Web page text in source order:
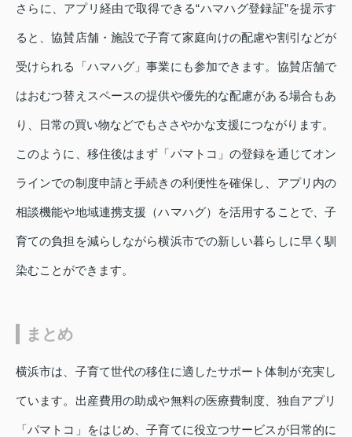
さらに、アプリ経由で取得できる“ハマハグ登録証”を提示す
ると、協賛店舗・施設で子育て家庭向けの配慮や割引などが
受けられる「ハマハグ」事業にも参加できます。協賛店舗で
はおむつ替えスペースの提供や優先的な配慮がある場合もあ
り、日常の買い物などでもささやかな支援につながります。
このように、移住後はまず「パマトコ」の登録を通じてオン
ラインでの制度申請と手続きの利便性を確保し、アプリ内の
相談機能や地域連携支援（ハマハグ）を活用することで、子
育ての負担を減らしながら横浜市での新しい暮らしに早く馴
染むことができます。
まとめ
横浜市は、子育て世代の移住に適したサポート体制が充実し
ています。出産費用の助成や無料の医療費制度、独自アプリ
「パマトコ」をはじめ、子育てに役立つサービスが日常的に